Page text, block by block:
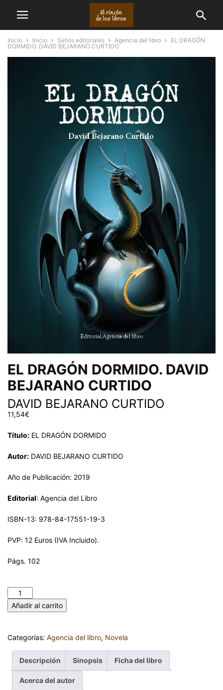
Inicio Inicio Sellos editoriales Agencia del libro
EL DRAGÓN
DORMIDO. DAVID BEJARANO CURTIDO
EL DRAGÓN DORMIDO. DAVID
BEJARANO CURTIDO
DAVID BEJARANO CURTIDO
11,54€
Título: EL DRAGÓN DORMIDO
Autor: DAVID BEJARANO CURTIDO
Año de Publicación: 2019
Editorial: Agencia del Libro
ISBN-13: 978-84-17551-19-3
PVP: 12 Euros (IVA Incluido).
Págs. 102
Añadir al carrito
Categorías: Agencia del libro, Novela
Descripción Sinopsis Ficha del libro
Acerca del autor